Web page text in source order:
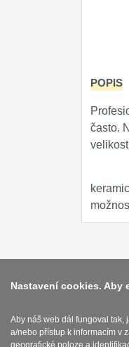
POPIS
často.
Nastavení cookies. Aby
Aby náš web dál fungoval tak,
a/nebo přístup k informacím v
geografické poloze a